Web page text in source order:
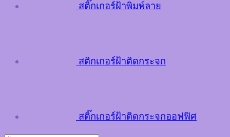
สติ๊กเกอร์ฝ้าพิมพ์ลาย
สติกเกอร์ฝ้าติดกระจก
สติ๊กเกอร์ฝ้าติดกระจกออฟฟิศ